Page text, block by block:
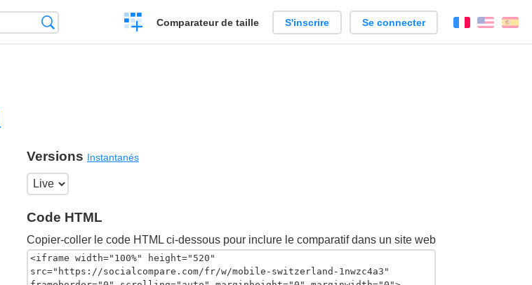
Créer
un
Comparateur de taille S'inscrire Se connecter FrançaisEnglish
Versions Instantanés
Code HTML
Copier-coller le code HTML ci-dessous pour inclure le comparatif dans un site web